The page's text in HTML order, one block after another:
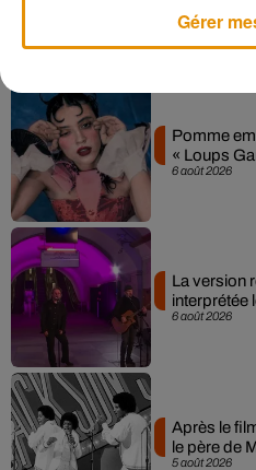
7 août 2026
6 août 2026
Pomme
« Loups
6 août 2026
La version
interprétée
5 août 2026
Après le
le père de
Gérer